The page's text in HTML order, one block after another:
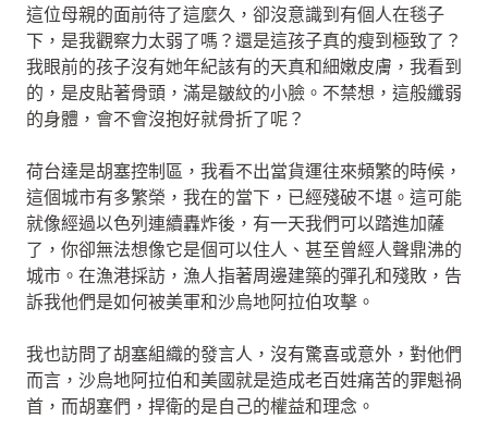
這位母親的面前待了這麼久，卻沒意識到有個人在毯子
下，是我觀察力太弱了嗎？還是這孩子真的瘦到極致了？
我眼前的孩子沒有她年紀該有的天真和細嫩皮膚，我看到
的，是皮貼著骨頭，滿是皺紋的小臉。不禁想，這般纖弱
的身體，會不會沒抱好就骨折了呢？
荷台達是胡塞控制區，我看不出當貨運往來頻繁的時候，
這個城市有多繁榮，我在的當下，已經殘破不堪。這可能
就像經過以色列連續轟炸後，有一天我們可以踏進加薩
了，你卻無法想像它是個可以住人、甚至曾經人聲鼎沸的
城市。在漁港採訪，漁人指著周邊建築的彈孔和殘敗，告
訴我他們是如何被美軍和沙烏地阿拉伯攻擊。
我也訪問了胡塞組織的發言人，沒有驚喜或意外，對他們
而言，沙烏地阿拉伯和美國就是造成老百姓痛苦的罪魁禍
首，而胡塞們，捍衛的是自己的權益和理念。